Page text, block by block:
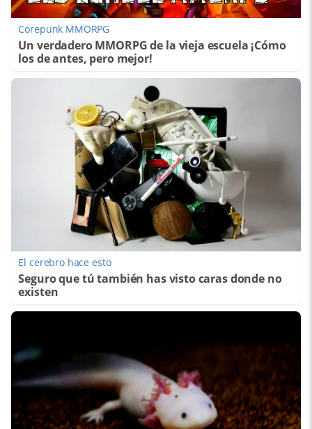
Corepunk MMORPG
Un verdadero MMORPG de la vieja escuela ¡Cómo
los de antes, pero mejor!
El cerebro hace esto
Seguro que tú también has visto caras donde no
existen